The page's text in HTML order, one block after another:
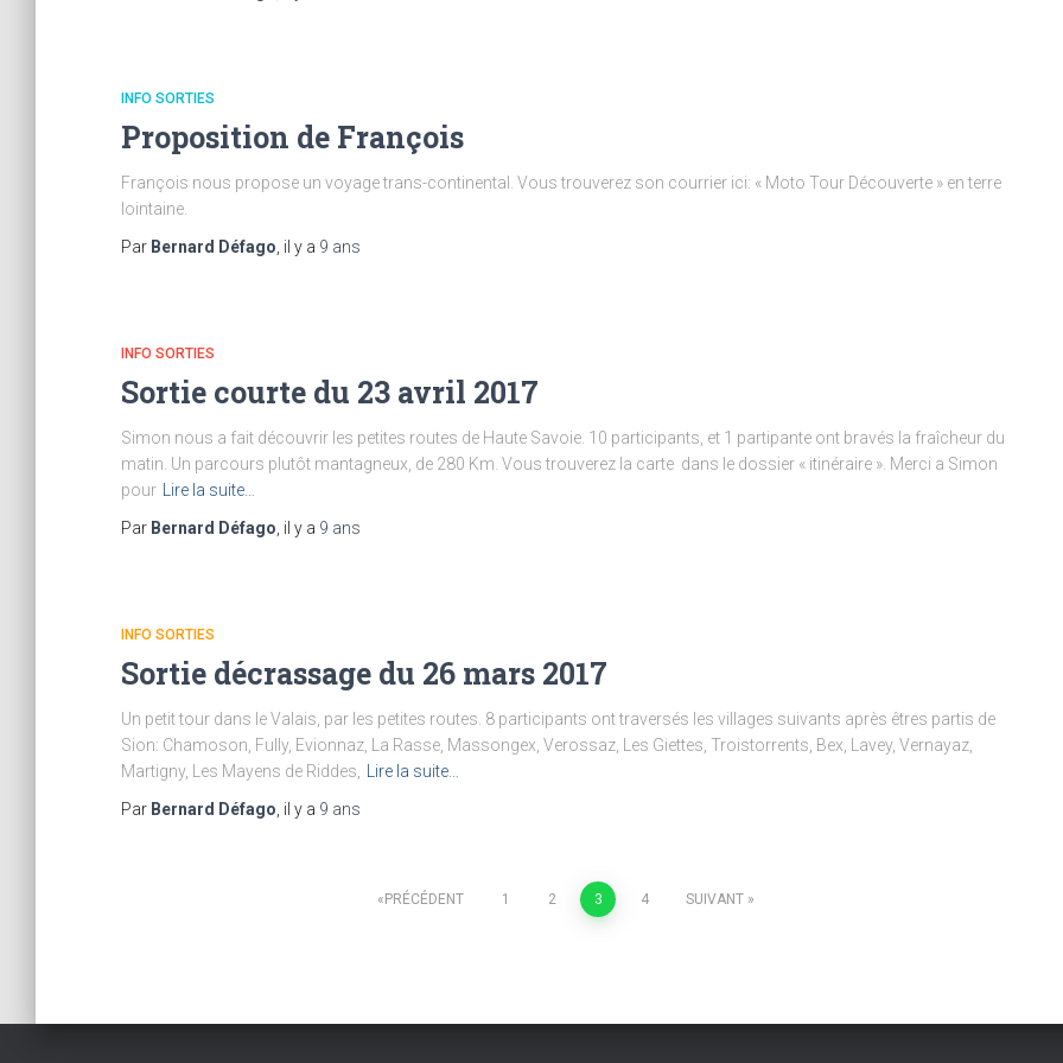
INFO SORTIES
Proposition de François
François nous propose un voyage trans-continental. Vous trouverez son courrier ici: « Moto Tour Découverte » en terre
lointaine.
Par Bernard Défago , il y a 9 ans
INFO SORTIES
Sortie courte du 23 avril 2017
Simon nous a fait découvrir les petites routes de Haute Savoie. 10 participants, et 1 partipante ont bravés la fraîcheur du
matin. Un parcours plutôt mantagneux, de 280 Km. Vous trouverez la carte dans le dossier « itinéraire ». Merci a Simon
pour
Lire la suite…
Par Bernard Défago , il y a 9 ans
INFO SORTIES
Sortie décrassage du 26 mars 2017
Un petit tour dans le Valais, par les petites routes. 8 participants ont traversés les villages suivants après êtres partis de
Sion: Chamoson, Fully, Evionnaz, La Rasse, Massongex, Verossaz, Les Giettes, Troistorrents, Bex, Lavey, Vernayaz,
Martigny, Les Mayens de Riddes,
Lire la suite…
Par Bernard Défago , il y a 9 ans
PRÉCÉDENT 1 2 3 4 SUIVANT